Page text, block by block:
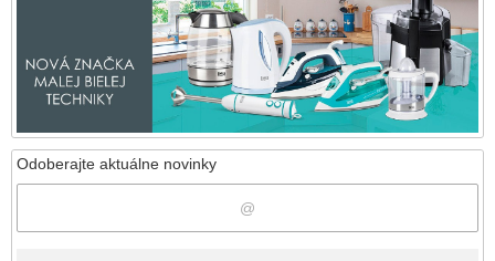
Odoberajte aktuálne novinky